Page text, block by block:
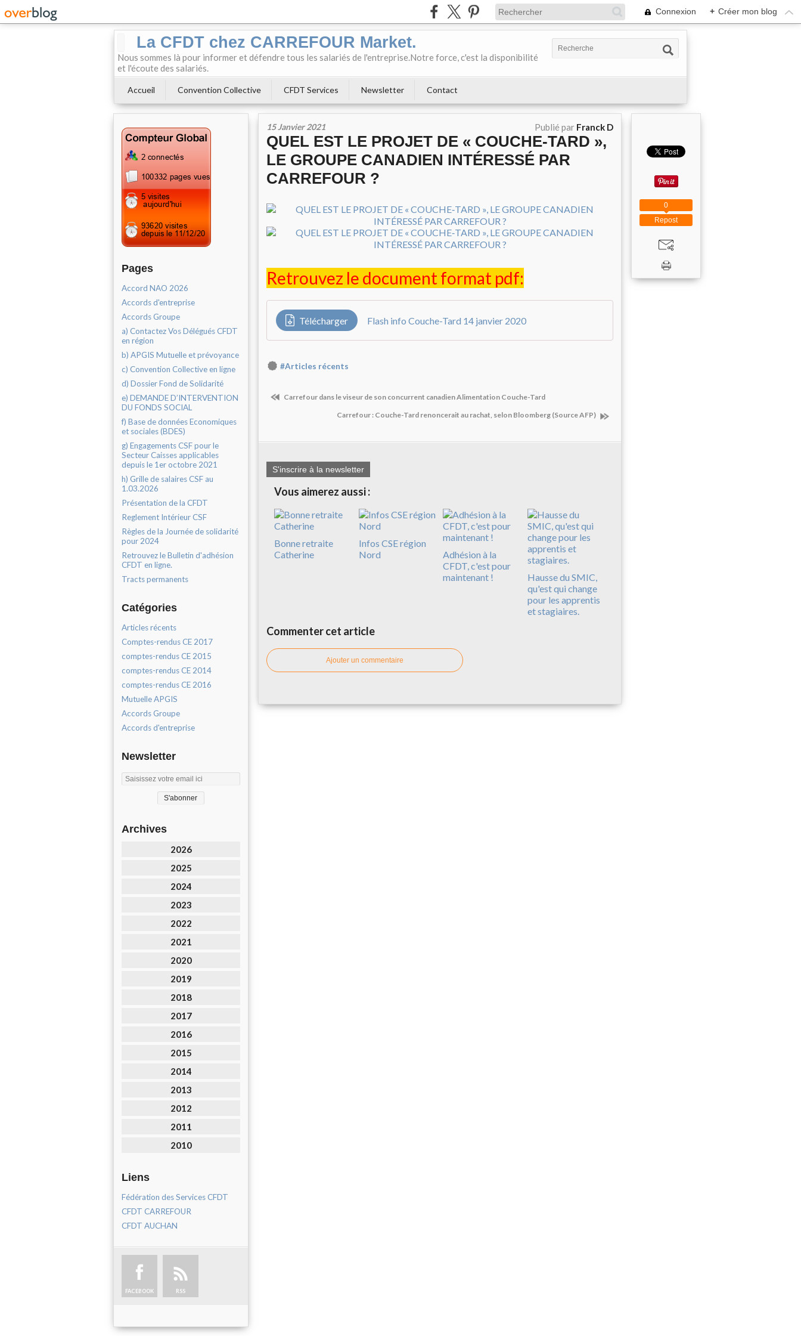
Connexion + Créer mon blog
La CFDT chez CARREFOUR Market.
Nous sommes là pour informer et défendre tous les salariés de l'entreprise.Notre force, c'est la disponibilité
et l'écoute des salariés.
Accueil Convention Collective CFDT Services Newsletter Contact
Pages
Accord NAO 2026
Accords d'entreprise
Accords Groupe
a) Contactez Vos Délégués CFDT
en région
b) APGIS Mutuelle et prévoyance
c) Convention Collective en ligne
d) Dossier Fond de Solidarité
e) DEMANDE D’INTERVENTION
DU FONDS SOCIAL
f) Base de données Economiques
et sociales (BDES)
g) Engagements CSF pour le
Secteur Caisses applicables
depuis le 1er octobre 2021
h) Grille de salaires CSF au
1.03.2026
Présentation de la CFDT
Reglement Intérieur CSF
Règles de la Journée de solidarité
pour 2024
Retrouvez le Bulletin d'adhésion
CFDT en ligne.
Tracts permanents
Catégories
Articles récents
Comptes-rendus CE 2017
comptes-rendus CE 2015
comptes-rendus CE 2014
comptes-rendus CE 2016
Mutuelle APGIS
Accords Groupe
Accords d'entreprise
Newsletter
Archives
2026
2025
2024
2023
2022
2021
2020
2019
2018
2017
2016
2015
2014
2013
2012
2011
2010
Liens
Fédération des Services CFDT
CFDT CARREFOUR
CFDT AUCHAN
FACEBOOK RSS
15 Janvier 2021 Publié par Franck D
QUEL EST LE PROJET DE « COUCHE‐TARD »,
LE GROUPE CANADIEN INTÉRESSÉ PAR
CARREFOUR ?
Retrouvez le document format pdf:
Télécharger Flash info Couche-Tard 14 janvier 2020
#Articles récents
Carrefour dans le viseur de son concurrent canadien Alimentation Couche-Tard
Carrefour : Couche-Tard renoncerait au rachat, selon Bloomberg (Source AFP)
S'inscrire à la newsletter
Vous aimerez aussi :
Bonne retraite
Catherine
Infos CSE région
Nord
Adhésion à la
CFDT, c'est pour
maintenant !
Hausse du SMIC,
qu'est qui change
pour les apprentis
et stagiaires.
Commenter cet article
Ajouter un commentaire
Repost
0